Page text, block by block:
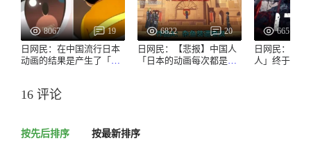
8067 19
日网民：在中国流行日本
动画的结果是产生了「胖
6822 20
日网民：【悲报】中国人
「日本的动画每次都是一
6651
日网民：【
人」终于被中
16 评论
按先后排序 按最新排序